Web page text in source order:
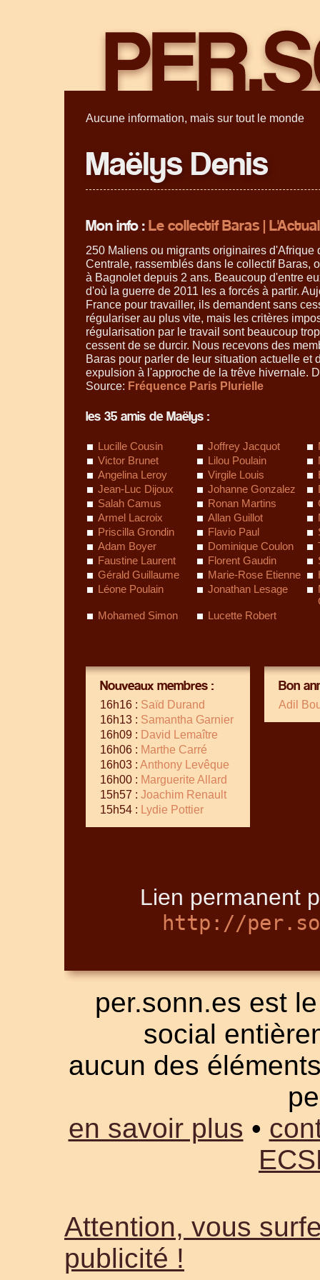
Aucune information, mais sur tout le monde
Maëlys Denis
Mon info :Le collectif Baras |
250 Maliens ou migrants originaires d'Afrique
Centrale, rassemblés dans le collectif Baras,
à Bagnolet depuis 2 ans. Beaucoup d'entre
d'où la guerre de 2011 les a forcés à partir.
France pour travailler, ils demandent sans
régulariser au plus vite, mais les critères
régularisation par le travail sont beaucoup
cessent de se durcir. Nous recevons des
Baras pour parler de leur situation actuelle et
expulsion à l'approche de la trêve hivernale.
Source: Fréquence Paris Plurielle
les 35 amis de Maëlys :
Lucille Cousin Joffrey Jacquot
Victor Brunet
Lilou Poulain
Angelina Leroy
Virgile Louis
Jean-Luc Dijoux
Johanne Gonzalez
Salah Camus
Ronan Martins
Armel Lacroix
Allan Guillot
Priscilla Grondin
Flavio Paul
Adam Boyer
Dominique Coulon
Faustine Laurent
Florent Gaudin
Gérald Guillaume
Marie-Rose Etienne
Léone Poulain
Jonathan Lesage
Mohamed Simon
Lucette Robert
Nouveaux membres :
16h16 : Saïd Durand
16h13 : Samantha Garnier
16h09 : David Lemaître
16h06 : Marthe Carré
16h03 : Anthony Levêque
16h00 : Marguerite Allard
15h57 : Joachim Renault
15h54 :
Lydie Pottier
Bon
Adil
Lien permanent
http://
per.sonn.es est
social
aucun des
en savoir plus •
Attention, vous
publicité !